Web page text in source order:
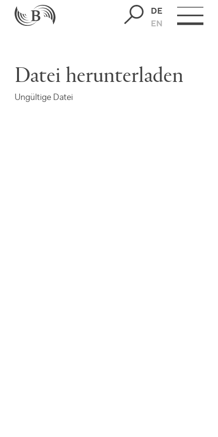
DE
EN
Datei herunterladen
Ungültige Datei